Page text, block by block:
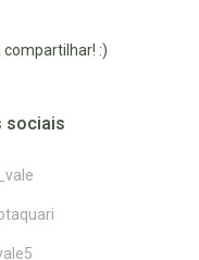
compartilhar! :)
sociais